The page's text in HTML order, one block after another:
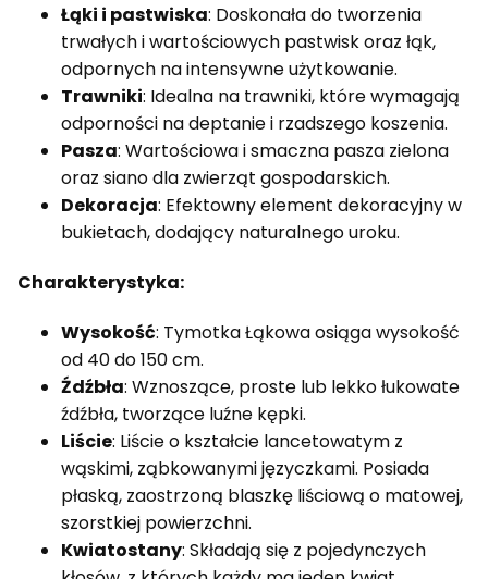
Łąki i pastwiska: Doskonała do tworzenia
trwałych i wartościowych pastwisk oraz łąk,
odpornych na intensywne użytkowanie.
Trawniki: Idealna na trawniki, które wymagają
odporności na deptanie i rzadszego koszenia.
Pasza: Wartościowa i smaczna pasza zielona
oraz siano dla zwierząt gospodarskich.
Dekoracja: Efektowny element dekoracyjny w
bukietach, dodający naturalnego uroku.
Charakterystyka:
Wysokość: Tymotka Łąkowa osiąga wysokość
od 40 do 150 cm.
Źdźbła: Wznoszące, proste lub lekko łukowate
źdźbła, tworzące luźne kępki.
Liście: Liście o kształcie lancetowatym z
wąskimi, ząbkowanymi języczkami. Posiada
płaską, zaostrzoną blaszkę liściową o matowej,
szorstkiej powierzchni.
Kwiatostany: Składają się z pojedynczych